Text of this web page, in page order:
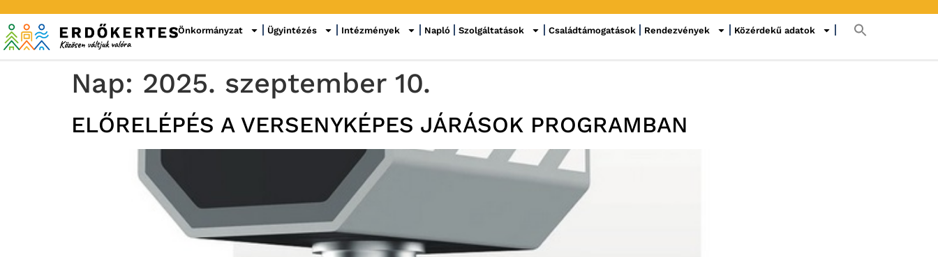
Önkormányzat Ügyintézés Intézmények Napló Szolgáltatások Családtámogatások Rendezvények Közérdekű adatok
Nap: 2025. szeptember 10.
ELŐRELÉPÉS A VERSENYKÉPES JÁRÁSOK PROGRAMBAN